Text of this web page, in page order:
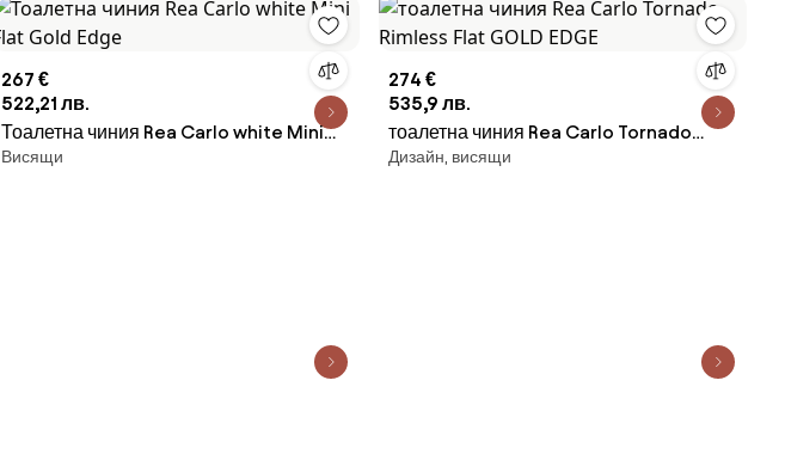
267 €
522,21 лв.
Тоалетна чиния Rea Carlo white Mini
Flat Gold Edge
Висящи
274 €
535,9 лв.
тоалетна чиния Rea Carlo Tornado
Rimless Flat GOLD EDGE
Дизайн, висящи